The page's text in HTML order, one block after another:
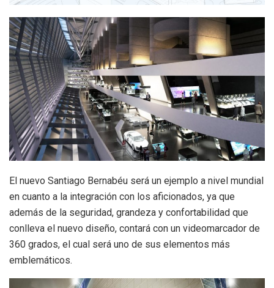
El nuevo Santiago Bernabéu será un ejemplo a nivel mundial
en cuanto a la integración con los aficionados, ya que
además de la seguridad, grandeza y confortabilidad que
conlleva el nuevo diseño, contará con un videomarcador de
360 grados, el cual será uno de sus elementos más
emblemáticos.